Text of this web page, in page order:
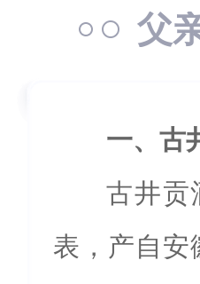
父
一、古
古井贡
表，产自安